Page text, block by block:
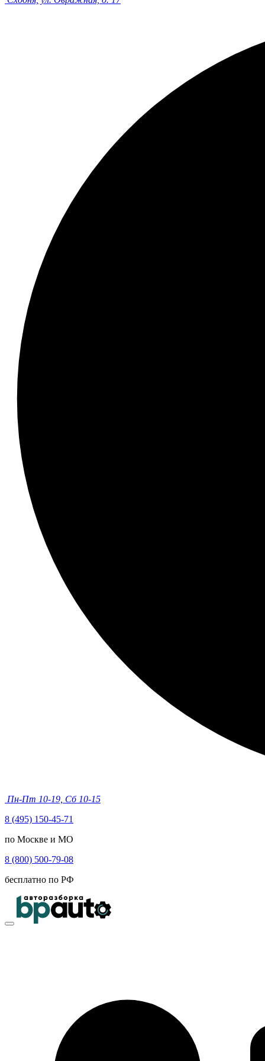
Пн-Пт 10-19, Сб 10-15
8 (495) 150-45-71
по Москве и МО
8 (800) 500-79-08
бесплатно по РФ